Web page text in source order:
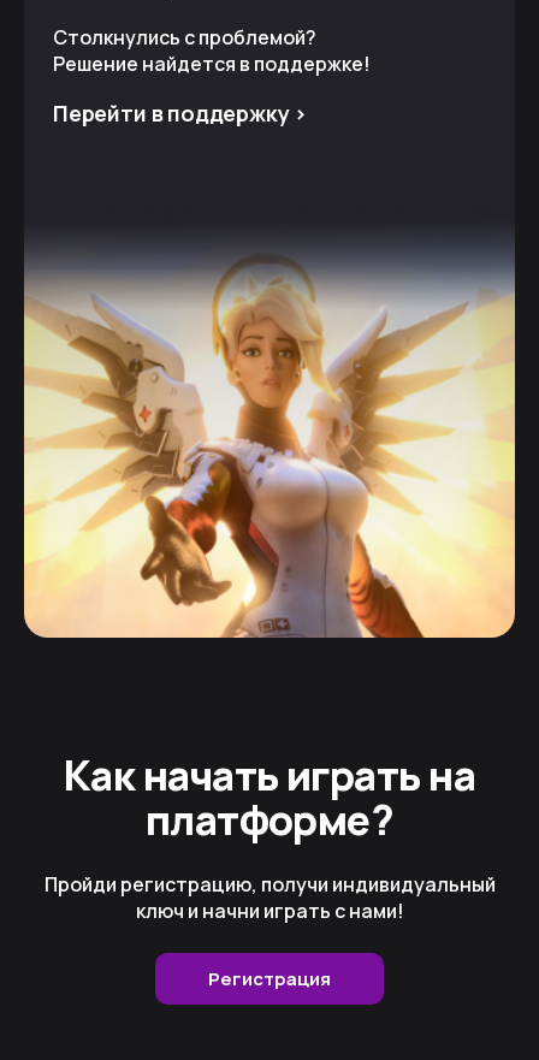
Столкнулись с проблемой?
Решение найдется в поддержке!
Перейти в поддержку >
Как начать играть на
платформе?
Пройди регистрацию, получи индивидуальный
ключ и начни играть с нами!
Регистрация